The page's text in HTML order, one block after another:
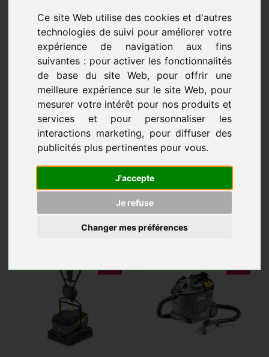
Ce site Web utilise des cookies et d'autres
technologies de suivi pour améliorer votre
expérience de navigation aux fins
suivantes : pour activer les fonctionnalités
de base du site Web, pour offrir une
meilleure expérience sur le site Web, pour
mesurer votre intérêt pour nos produits et
services et pour personnaliser les
interactions marketing, pour diffuser des
publicités plus pertinentes pour vous.
J'accepte
Je refuse
Changer mes préférences
-24 %
AUTOLAVEUSE KARCHER BR
30/4 C LIVRAISON GRATUITE
1 340,00 € HT
1 228,80 € TTC
AJOUTER AU PANIER
-24 %
AUTOLAVEUSE A BATTERIES
KARCHER BD 30/4 C BP
PACK
1 739,00 € HT
AJOUTER AU PANIER